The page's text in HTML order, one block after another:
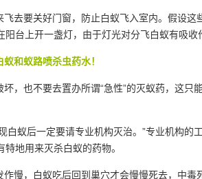
去要关好门窗，防止白蚁飞入室内。假设
阳台上开一盏灯，由于灯光对分飞白蚁有吸
和蚁路喷杀虫药水！
，也不要去置办所谓“急性”的灭蚁药，这只
白蚁后一定要请专业机构灭治。”专业机构
地用来灭杀白蚁的药物。
慢，白蚁吃后回到巢穴才会慢慢死去，中